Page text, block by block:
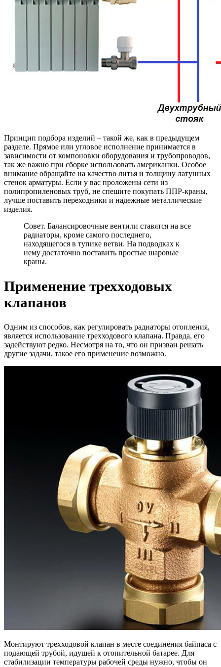
Принцип подбора изделий – такой же, как в предыдущем
разделе. Прямое или угловое исполнение принимается в
зависимости от компоновки оборудования и трубопроводов,
так же важно при сборке использовать американки. Особое
внимание обращайте на качество литья и толщину латунных
стенок арматуры. Если у вас проложены сети из
полипропиленовых труб, не спешите покупать ППР-краны,
лучше поставить переходники и надежные металлические
изделия.
Совет. Балансировочные вентили ставятся на все
радиаторы, кроме самого последнего,
находящегося в тупике ветви. На подводках к
нему достаточно поставить простые шаровые
краны.
Применение трехходовых
клапанов
Одним из способов, как регулировать радиаторы отопления,
является использование трехходового клапана. Правда, его
задействуют редко. Несмотря на то, что он призван решать
другие задачи, такое его применение возможно.
Монтируют трехходовой клапан в месте соединения байпаса с
подающей трубой, идущей к отопительной батарее. Для
стабилизации температуры рабочей среды нужно, чтобы он